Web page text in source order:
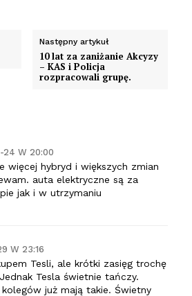
Następny artykuł
10 lat za zaniżanie Akcyzy
– KAS i Policja
rozpracowali grupę.
24 W 20:00
więcej hybryd i większych zmian
auta elektryczne są za
jak i w utrzymaniu
W 23:16
Tesli, ale krótki zasięg trochę
Tesla świetnie tańczy.
już mają takie. Świetny